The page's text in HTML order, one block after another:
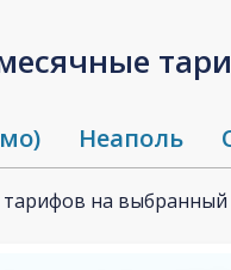
Неаполь
на